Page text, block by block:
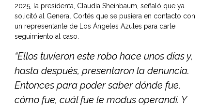
2025, la presidenta, Claudia Sheinbaum , señaló que ya
solicitó al General Cortés que se pusiera en contacto con
un representante de Los Ángeles Azules para darle
seguimiento al caso.
“Ellos tuvieron este robo hace unos días y,
hasta después, presentaron la denuncia.
Entonces para poder saber dónde fue,
cómo fue, cuál fue le modus operandi. Y